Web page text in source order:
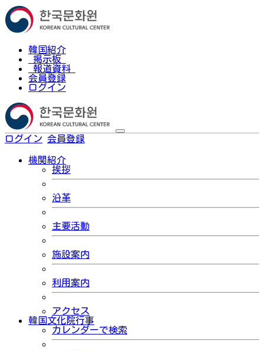
韓国紹介
掲示板
報道資料
会員登録
ログイン
ログイン 会員登録
機関紹介
挨拶
沿革
主要活動
施設案内
利用案内
アクセス
韓国文化院行事
カレンダーで検索